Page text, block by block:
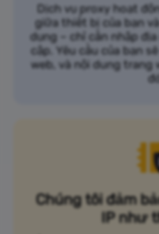
Dịch vụ proxy hoạt
giữa thiết bị của bạn
dụng – chỉ cần nhập
cập. Yêu cầu của bạn
web, và nội dung trang
Chúng tôi đảm
IP như